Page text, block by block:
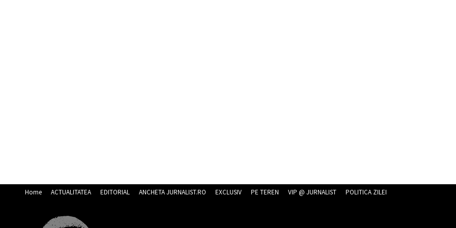
Home ACTUALITATEA EDITORIAL ANCHETA JURNALIST.RO EXCLUSIV PE TEREN VIP @ JURNALIST POLITICA ZILEI